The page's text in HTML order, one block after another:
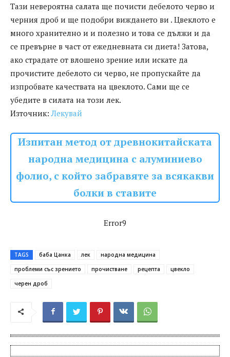
Тази невероятна салата ще почисти дебелото черво и
черния дроб и ще подобри виждането ви . Цвеклото е
много хранително и и полезно и това се дължи и да
се превърне в част от ежедневната си диета! Затова,
ако страдате от влошено зрение или искате да
прочистите дебелото си черво, не пропускайте да
изпробвате качествата на цвеклото. Сами ще се
убедите в силата на този лек.
Източник:Лекувай
Изпитан метод от древнокитайската
народна медицина с алуминиево
фолио, с който забравяте за всякакви
болки в ставите
Error9
TAGS баба Цанка лек
народна медицина
проблеми със зрението
прочистване рецепта
цвекло
черен дроб